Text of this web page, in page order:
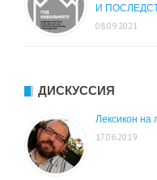
И
08.09.2021
ДИСКУССИЯ
Лексикон на
17.06.2019